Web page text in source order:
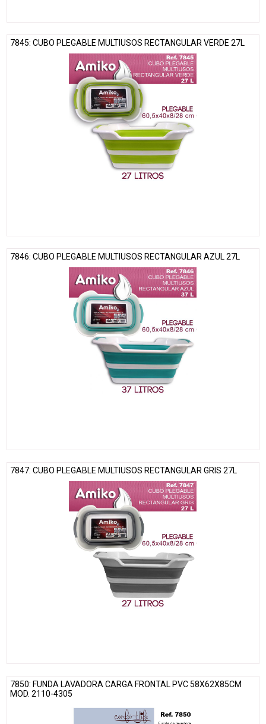
7845: CUBO PLEGABLE MULTIUSOS RECTANGULAR VERDE 27L
7846: CUBO PLEGABLE MULTIUSOS RECTANGULAR AZUL 27L
7847: CUBO PLEGABLE MULTIUSOS RECTANGULAR GRIS 27L
7850: FUNDA LAVADORA CARGA FRONTAL PVC 58X62X85CM
MOD. 2110-4305